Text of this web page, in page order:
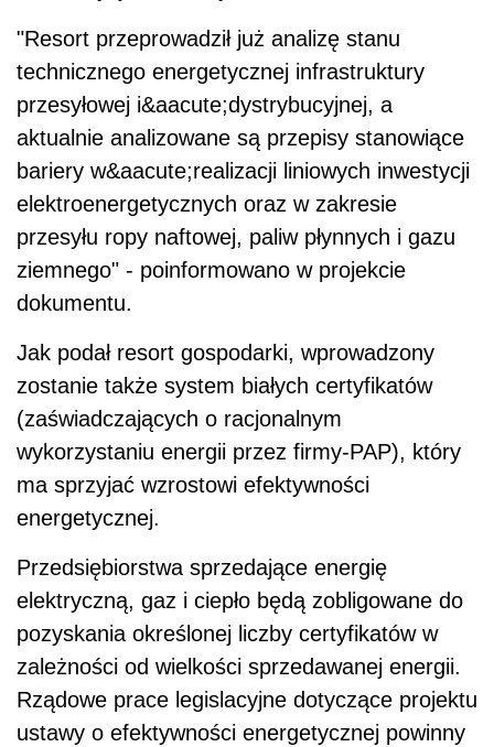
"Resort przeprowadził już analizę stanu
technicznego energetycznej infrastruktury
przesyłowej i&aacute;dystrybucyjnej, a
aktualnie analizowane są przepisy stanowiące
bariery w&aacute;realizacji liniowych inwestycji
elektroenergetycznych oraz w zakresie
przesyłu ropy naftowej, paliw płynnych i gazu
ziemnego" - poinformowano w projekcie
dokumentu.
Jak podał resort gospodarki, wprowadzony
zostanie także system białych certyfikatów
(zaświadczających o racjonalnym
wykorzystaniu energii przez firmy-PAP), który
ma sprzyjać wzrostowi efektywności
energetycznej.
Przedsiębiorstwa sprzedające energię
elektryczną, gaz i ciepło będą zobligowane do
pozyskania określonej liczby certyfikatów w
zależności od wielkości sprzedawanej energii.
Rządowe prace legislacyjne dotyczące projektu
ustawy o efektywności energetycznej powinny